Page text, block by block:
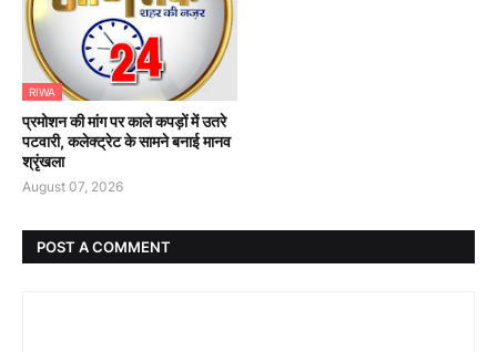
RIWA
प्रमोशन की मांग पर काले कपड़ों में उतरे
पटवारी, कलेक्ट्रेट के सामने बनाई मानव
श्रृंखला
August 07, 2026
POST A COMMENT